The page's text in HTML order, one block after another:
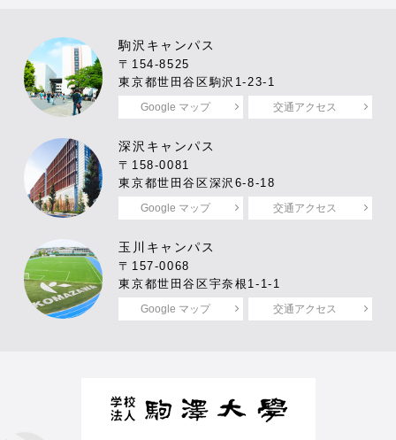
駒沢キャンパス
〒154-8525
東京都世田谷区駒沢1-23-1
Google マップ 交通アクセス
深沢キャンパス
〒158-0081
東京都世田谷区深沢6-8-18
Google マップ 交通アクセス
玉川キャンパス
〒157-0068
東京都世田谷区宇奈根1-1-1
Google マップ 交通アクセス